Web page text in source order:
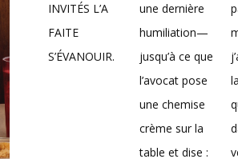
INVITÉS L’A
FAITE
S’ÉVANOUIR.
une dernière
humiliation—
jusqu’à ce que
l’avocat pose
une chemise
crème sur la
table et dise :